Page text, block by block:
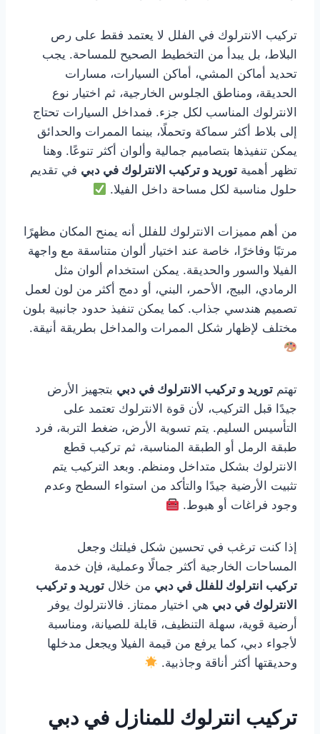
تركيب الانترلوك في الفلل لا يعتمد فقط على رص
البلاط، بل يبدأ من التخطيط الصحيح للمساحة. يجب
تحديد أماكن المشي، أماكن السيارات، مسارات
الحديقة، ومناطق الجلوس الخارجية، ثم اختيار نوع
الانترلوك المناسب لكل جزء. فمداخل السيارات تحتاج
إلى بلاط أكثر سماكة وتحملًا، بينما الممرات والحدائق
يمكن تنفيذها بتصاميم جمالية وألوان أكثر تنوعًا. وهنا
تظهر أهمية توريد و تركيب الانترلوك في دبي في تقديم
حلول مناسبة لكل مساحة داخل الفيلا.
من أهم مميزات الانترلوك للفلل أنه يمنح المكان مظهرًا
مرتبًا وفاخرًا، خاصة عند اختيار ألوان متناسقة مع واجهة
الفيلا والسور والحديقة. يمكن استخدام ألوان مثل
الرمادي، البيج، الأحمر، البني، أو دمج أكثر من لون لعمل
تصميم هندسي جذاب. كما يمكن تنفيذ حدود جانبية بلون
مختلف لإظهار شكل الممرات والمداخل بطريقة أنيقة.
تهتم توريد و تركيب الانترلوك في دبي بتجهيز الأرض
جيدًا قبل التركيب، لأن قوة الانترلوك تعتمد على
التأسيس السليم. يتم تسوية الأرض، ضغط التربة، فرد
طبقة الرمل أو الطبقة المناسبة، ثم تركيب قطع
الانترلوك بشكل متداخل ومنظم. وبعد التركيب يتم
تثبيت الأرضية جيدًا والتأكد من استواء السطح وعدم
وجود فراغات أو هبوط.
إذا كنت ترغب في تحسين شكل فيلتك وجعل
المساحات الخارجية أكثر جمالًا وعملية، فإن خدمة
تركيب انترلوك للفلل في دبي من خلال توريد و تركيب
الانترلوك في دبي هي اختيار ممتاز. فالانترلوك يوفر
أرضية قوية، سهلة التنظيف، قابلة للصيانة، ومناسبة
لأجواء دبي، كما يرفع من قيمة الفيلا ويجعل مدخلها
وحديقتها أكثر أناقة وجاذبية.
تركيب انترلوك للمنازل في دبي